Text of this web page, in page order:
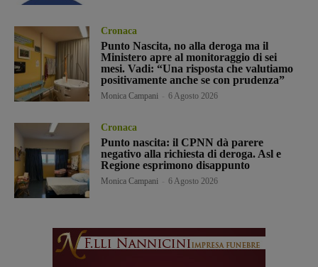
Cronaca
Punto Nascita, no alla deroga ma il
Ministero apre al monitoraggio di sei
mesi. Vadi: “Una risposta che valutiamo
positivamente anche se con prudenza”
Monica Campani 6 Agosto 2026
Cronaca
Punto nascita: il CPNN dà parere
negativo alla richiesta di deroga. Asl e
Regione esprimono disappunto
Monica Campani 6 Agosto 2026